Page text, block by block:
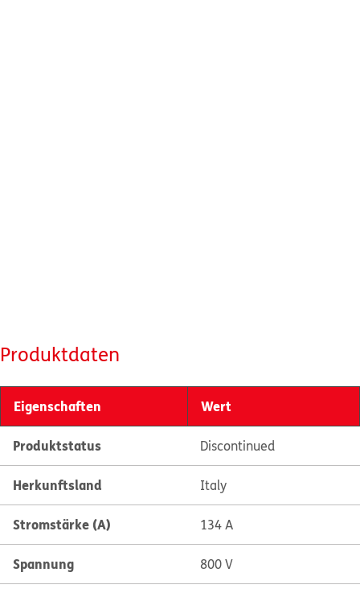
Produktdaten
Eigenschaften Wert
Produktstatus Discontinued
Herkunftsland Italy
Stromstärke (A) 134 A
Spannung 800 V